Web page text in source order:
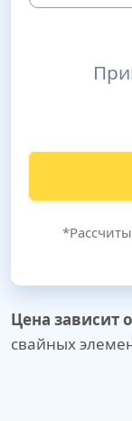
Цена зависит
свайных